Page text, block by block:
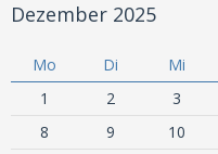
Dezember 2025
Mo Di Mi
1
2 3
8
9 10